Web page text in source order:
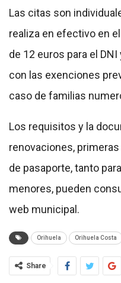
Las citas son
realiza en efectivo en
de 12 euros para el
con las exenciones
caso de familias
Los requisitos y la
renovaciones,
de pasaporte, tanto
menores, pueden
web municipal.
Orihuela Orihuela Costa
Share